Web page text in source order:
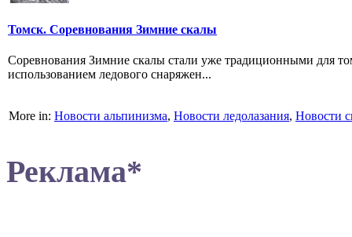
Томск. Соревнования Зимние скалы
Соревнования Зимние скалы стали уже традиционными для
использованием ледового снаряжен...
More in: Новости альпинизма, Новости ледолазания, Новости
Реклама*